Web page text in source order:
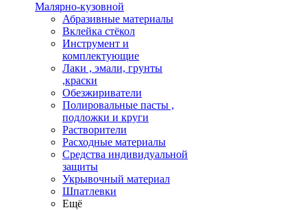
Малярно-кузовной
Абразивные материалы
Вклейка стёкол
Инструмент и
комплектующие
Лаки , эмали, грунты
,краски
Обезжириватели
Полировальные пасты ,
подложки и круги
Растворители
Расходные материалы
Средства индивидуальной
защиты
Укрывочный материал
Шпатлевки
Ещё